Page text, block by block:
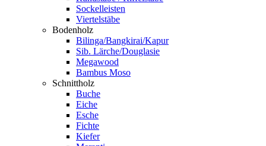
Sockelleisten
Viertelstäbe
Bodenholz
Bilinga/Bangkirai/Kapur
Sib. Lärche/Douglasie
Megawood
Bambus Moso
Schnittholz
Buche
Eiche
Esche
Fichte
Kiefer